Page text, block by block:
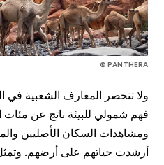
© PANTHERA​​​​
ولا تنحصر المعارف الشعبية في
فهم شمولي للبيئة ناتج عن
ومشاهدات السكان الأصليين
أرشدت حياتهم على أرضهم.